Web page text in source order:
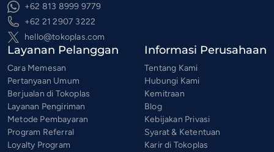
+62 813 8999 9779
+62 21 2907 3222
hello@tokoplas.com
Layanan Pelanggan
Cara Memesan
Pertanyaan Umum
Berjualan di Tokoplas
Layanan Pengiriman
Metode Pembayaran
Program Referral
Loyalty Program
Informasi Perusahaan
Tentang Kami
Hubungi Kami
Kemitraan
Blog
Kebijakan Privasi
Syarat & Ketentuan
Karir di Tokoplas